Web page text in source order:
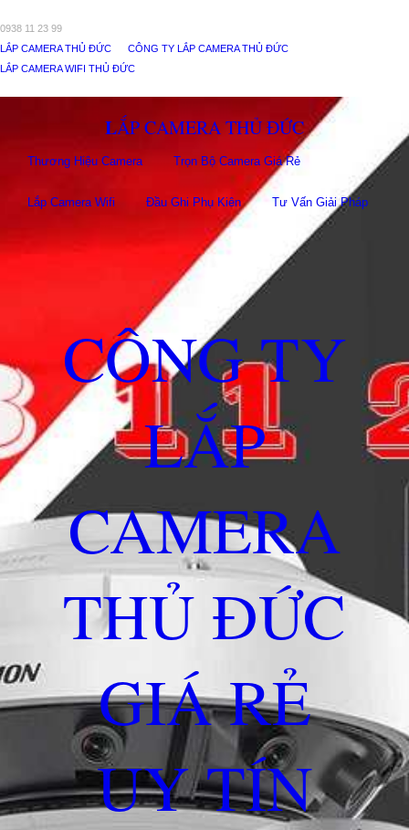
0938 11 23 99
LẮP CAMERA THỦ ĐỨC
CÔNG TY LẮP CAMERA THỦ ĐỨC
LẮP CAMERA WIFI THỦ ĐỨC
LẮP CAMERA THỦ ĐỨC
Thương Hiệu Camera Trọn Bộ Camera Giá Rẻ
Lắp Camera Wifi Đầu Ghi Phụ Kiên Tư Vấn Giải Pháp
CÔNG TY
LẮP
CAMERA
THỦ ĐỨC
GIÁ RẺ
UY TÍN